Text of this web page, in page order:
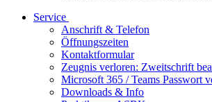
Service
Anschrift & Telefon
Öffnungszeiten
Kontaktformular
Zeugnis verloren: Zweitschrift
Microsoft 365 / Teams Passwort
Downloads & Info